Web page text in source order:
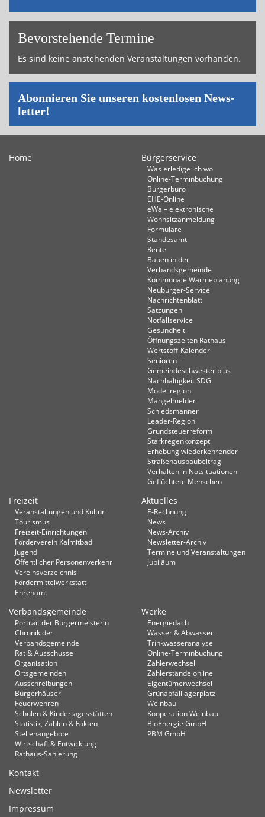
Bevor­ste­hende Ter­mi­ne
Es sind keine an­ste­hen­den Ver­an­stal­tun­gen vor­han­den.
Abon­nie­ren Sie un­se­ren kos­ten­lo­sen News­
let­ter!
Home Bürgerservice
Was erledige ich wo
Online-Terminbuchung
Bürgerbüro
EHE-Online
eWa – elektronische
Wohnsitzanmeldung
Formulare
Standesamt
Rente
Bauen in der
Verbandsgemeinde
Kommunale Wärmeplanung
Neubürger-Service
Nachrichtenblatt
Satzungen
Notfallservice
Gesundheit
Öffnungszeiten Rathaus
Wertstoff-Kalender
Senioren –
Gemeindeschwester plus
Nachhaltigkeit SDG
Modellregion
Mängelmelder
Schiedsmänner
Leader-Region
Grundsteuerreform
Starkregenkonzept
Erhebung wiederkehrender
Straßenausbaubeitrag
Verhalten in Not­situationen
Geflüchtete Menschen
Freizeit
Veranstaltungen und Kultur
Tourismus
Freizeit-Einrichtungen
Förderverein Kalmitbad
Jugend
Öffentlicher Personenverkehr
Vereinsverzeichnis
Fördermittelwerkstatt
Ehrenamt
Aktuelles
E-Rechnung
News
News-Archiv
Newsletter-Archiv
Termine und Veranstaltungen
Jubiläum
Verbandsgemeinde
Portrait der Bürgermeisterin
Chronik der
Verbandsgemeinde
Rat & Ausschüsse
Organisation
Ortsgemeinden
Ausschreibungen
Bürgerhäuser
Feuerwehren
Schulen & Kindertagesstätten
Statistik, Zahlen & Fakten
Stellenangebote
Wirtschaft & Entwicklung
Rathaus-Sanierung
Werke
Energiedach
Wasser & Abwasser
Trinkwasseranalyse
Online-Terminbuchung
Zählerwechsel
Zählerstände online
Eigentümerwechsel
Grünabfalllagerplatz
Weinbau
Kooperation Weinbau
BioEnergie GmbH
PBM GmbH
Kontakt
Newsletter
Impressum